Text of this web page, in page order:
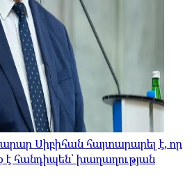
Սիբիհան հայտարարել է, որ
հանդիպեն՝ խաղաղության